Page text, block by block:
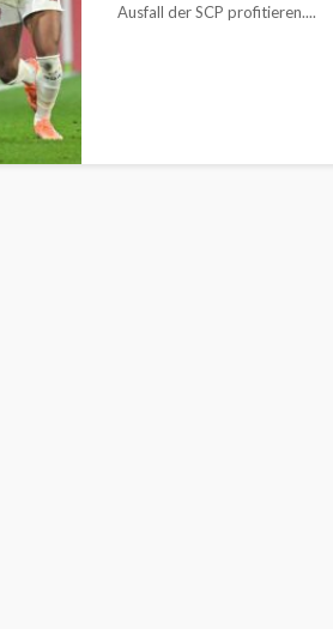
Ausfall der SCP profitieren....